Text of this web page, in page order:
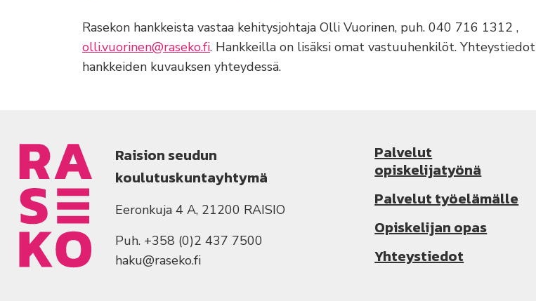
Rasekon hankkeista vastaa kehitysjohtaja Olli Vuorinen, puh. 040 716 1312 ,
olli.vuorinen@raseko.fi. Hankkeilla on lisäksi omat vastuuhenkilöt. Yhteystiedot
hankkeiden kuvauksen yhteydessä.
Raision seudun
koulutuskuntayhtymä
Eeronkuja 4 A, 21200 RAISIO
Puh. +358 (0)2 437 7500
haku@raseko.fi
Palvelut
opiskelijatyönä
Palvelut työelämälle
Opiskelijan opas
Yhteystiedot